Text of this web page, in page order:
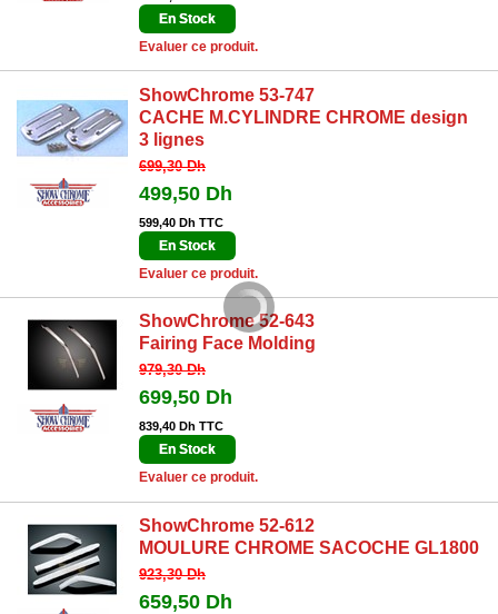
En Stock
Evaluer ce produit.
ShowChrome 53-747
CACHE M.CYLINDRE CHROME design
3 lignes
699,30 Dh
499,50 Dh
599,40 Dh TTC
En Stock
Evaluer ce produit.
ShowChrome 52-643
Fairing Face Molding
979,30 Dh
699,50 Dh
839,40 Dh TTC
En Stock
Evaluer ce produit.
ShowChrome 52-612
MOULURE CHROME SACOCHE GL1800
923,30 Dh
659,50 Dh